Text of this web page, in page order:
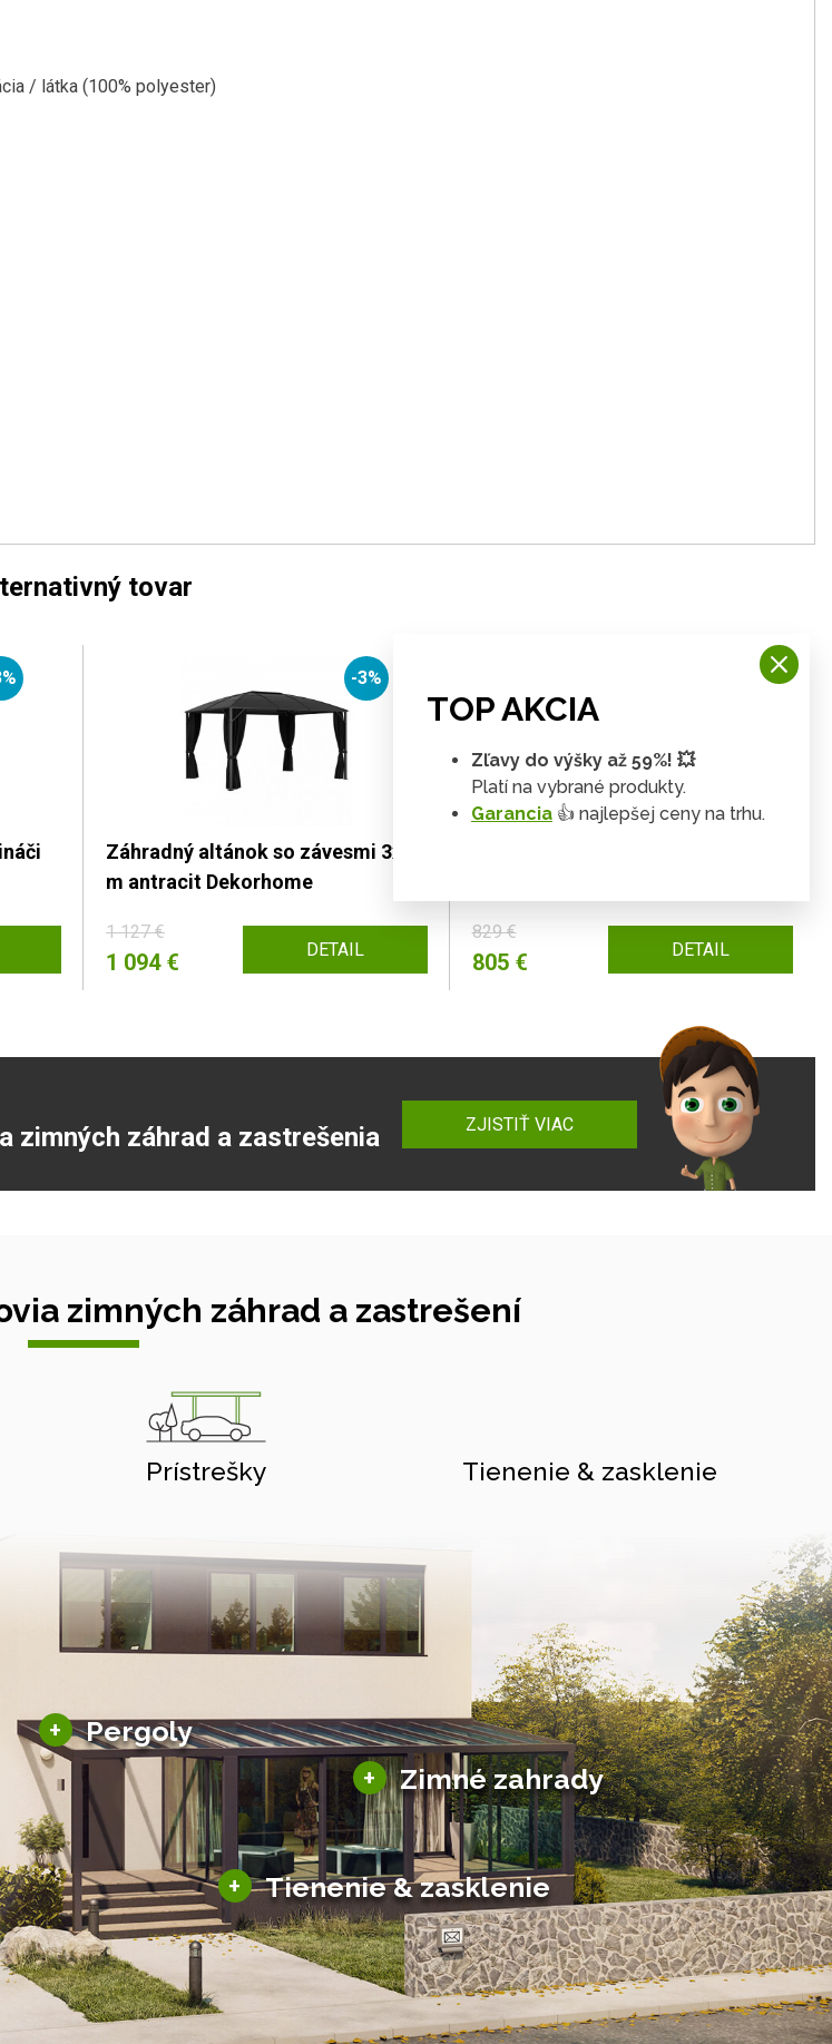
/ látka (100% polyester)
tovar
-3%
Záhradný altánok so závesmi 3x4
m antracit Dekorhome
1 127 €
1 094 € DETAIL
829 €
805 € DETAIL
zimných záhrad a zastrešenia ZJISTIŤ VIAC
zimných záhrad a zastrešení
Prístrešky Tienenie & zasklenie
+ Pergoly
Hliníkové pergoly
Bioklimatické pergoly
Altány a zastrešenie
Solárne pergoly
+ Zimné zahrady
Sezónne zimné záhrady
Hliníkové zimné záhrady
Posuvné zimné záhrady
Solárne zimné záhrady
+ Tienenie & zasklenie
Tienenie
Zasklenie
TOP AKCIA
Zľavy do výšky až 59%! 💥
Platí na vybrané produkty.
Garancia 👍 najlepšej ceny na trhu.